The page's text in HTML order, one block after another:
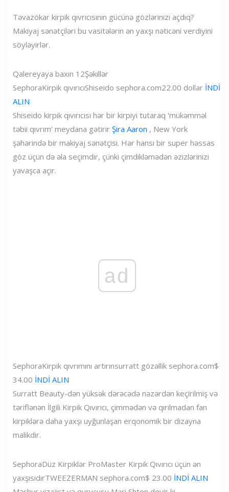
Təvazökar kirpik qıvrıcısının gücünə gözlərinizi açdıq?
Makiyaj sənətçiləri bu vasitələrin ən yaxşı nəticəni verdiyini
söyləyirlər.
Qalereyaya baxın 12Şəkillər
SephoraKirpik qıvırıcıShiseido sephora.com22.00 dollar İNDİ
ALIN
Shiseido kirpik qıvırıcısı hər bir kirpiyi tutaraq 'mükəmməl
təbii qıvrım' meydana gətirir Şira Aaron , New York
şəhərində bir makiyaj sənətçisi. Hər hansı bir super həssas
göz üçün də əla seçimdir, çünki çimdikləmədən əzizlərinizi
yavaşca açır.
ad
SephoraKirpik qıvrımını artırınsurratt gözəllik sephora.com$
34.00 İNDİ ALIN
Surratt Beauty-dən yüksək dərəcədə nəzərdən keçirilmiş və
təriflənən İlgili Kirpik Qıvırıcı, çimmədən və qırılmadan fan
kirpiklərə daha yaxşı uyğunlaşan erqonomik bir dizayna
malikdir.
SephoraDüz Kirpiklər ProMaster Kirpik Qıvırıcı üçün ən
yaxşısıdırTWEEZERMAN sephora.com$ 23.00 İNDİ ALIN